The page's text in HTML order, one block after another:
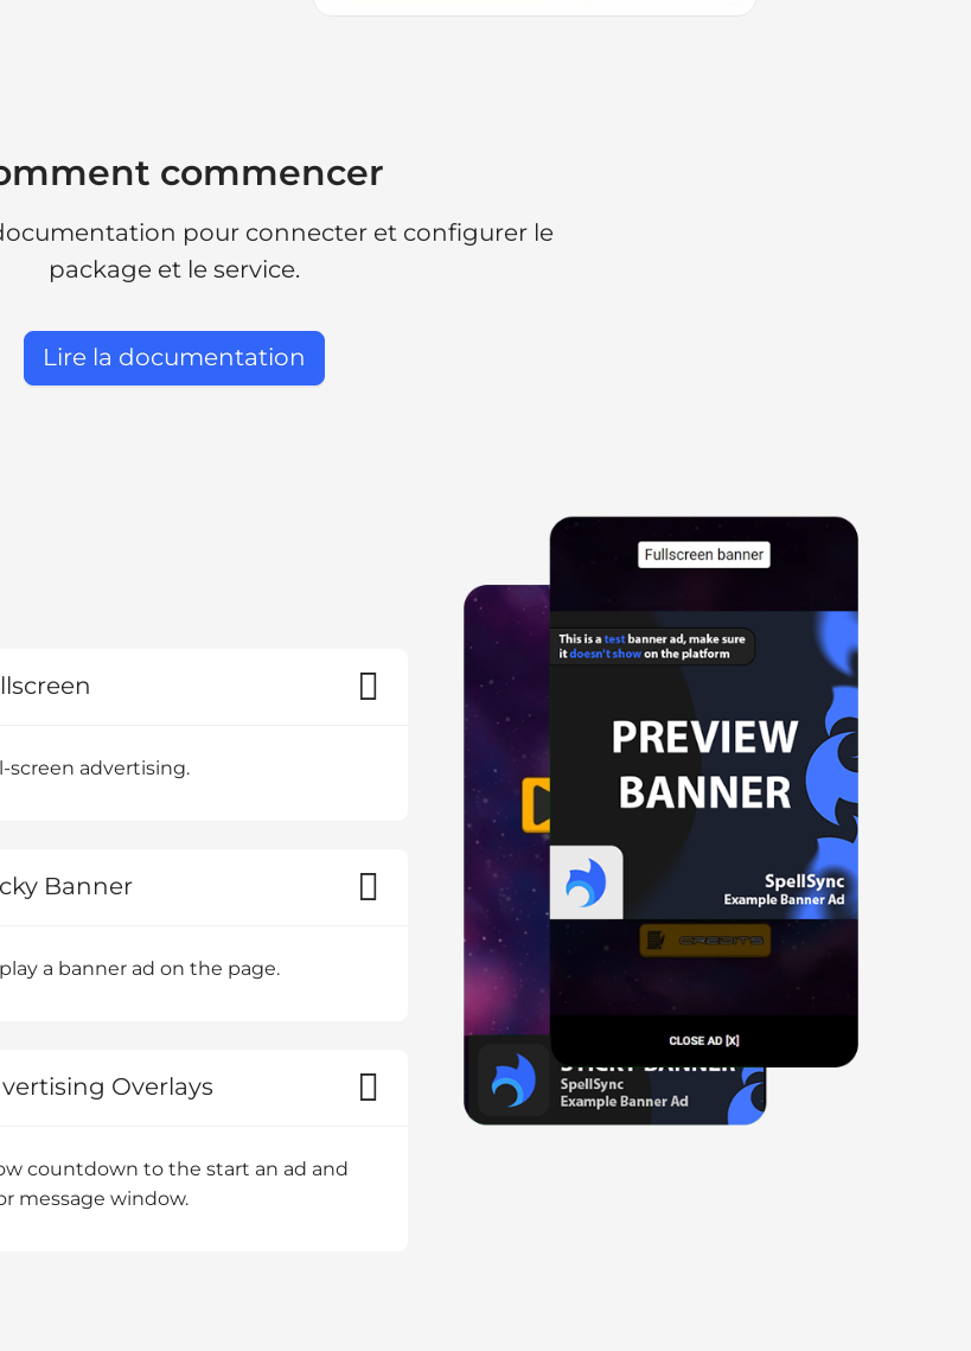
commencer
pour connecter et configurer le
package et le service.
Lire la documentation
screen advertising.
Banner
a banner ad on the page.
Overlays
countdown to the start an ad and
message window.